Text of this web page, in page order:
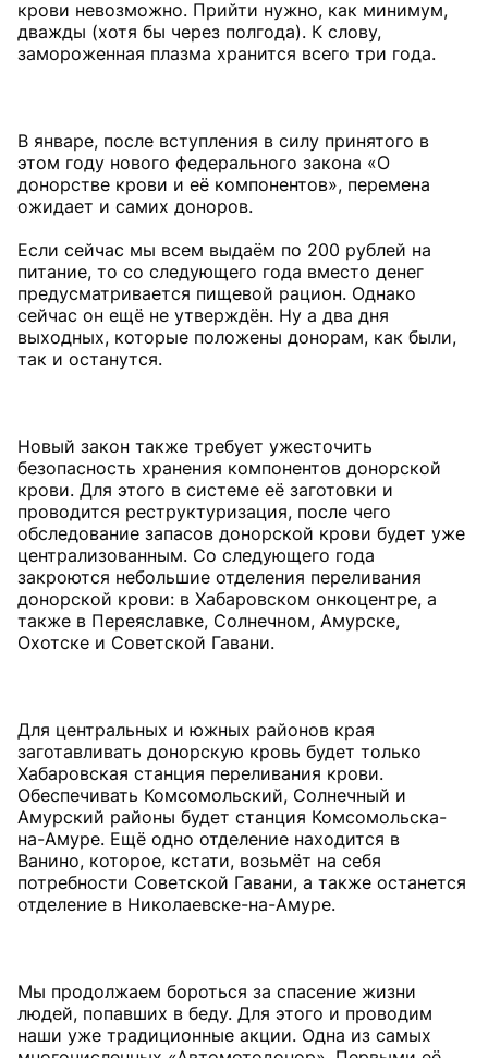
крови невозможно. Прийти нужно, как минимум,
дважды (хотя бы через полгода). К слову,
замороженная плазма хранится всего три года.
В январе, после вступления в силу принятого в
этом году нового федерального закона «О
донорстве крови и её компонентов», перемена
ожидает и самих доноров.
Если сейчас мы всем выдаём по 200 рублей на
питание, то со следующего года вместо денег
предусматривается пищевой рацион. Однако
сейчас он ещё не утверждён. Ну а два дня
выходных, которые положены донорам, как были,
так и останутся.
Новый закон также требует ужесточить
безопасность хранения компонентов донорской
крови. Для этого в системе её заготовки и
проводится реструктуризация, после чего
обследование запасов донорской крови будет уже
централизованным. Со следующего года
закроются небольшие отделения переливания
донорской крови: в Хабаровском онкоцентре, а
также в Переяславке, Солнечном, Амурске,
Охотске и Советской Гавани.
Для центральных и южных районов края
заготавливать донорскую кровь будет только
Хабаровская станция переливания крови.
Обеспечивать Комсомольский, Солнечный и
Амурский районы будет станция Комсомольска-
на-Амуре. Ещё одно отделение находится в
Ванино, которое, кстати, возьмёт на себя
потребности Советской Гавани, а также останется
отделение в Николаевске-на-Амуре.
Мы продолжаем бороться за спасение жизни
людей, попавших в беду. Для этого и проводим
наши уже традиционные акции. Одна из самых